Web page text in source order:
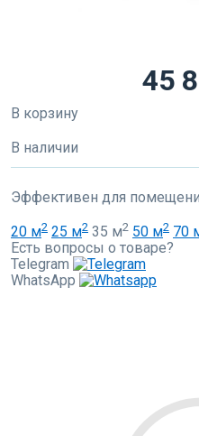
45
В корзину
В наличии
Эффективен для
20 м2 25 м2 35 м2 50 м2 70
Есть вопросы о товаре?
Telegram
WhatsApp